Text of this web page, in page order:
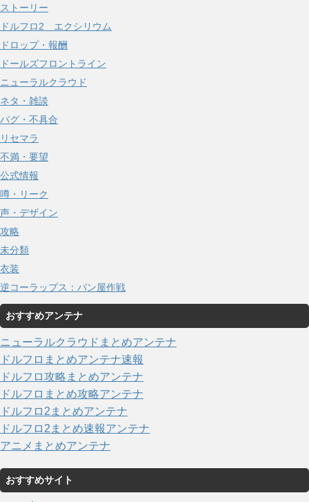
ストーリー
ドルフロ2 エクシリウム
ドロップ・報酬
ドールズフロントライン
ニューラルクラウド
ネタ・雑談
バグ・不具合
リセマラ
不満・要望
公式情報
噂・リーク
声・デザイン
攻略
未分類
衣装
逆コーラップス：パン屋作戦
おすすめアンテナ
ニューラルクラウドまとめアンテナ
ドルフロまとめアンテナ速報
ドルフロ攻略まとめアンテナ
ドルフロまとめ攻略アンテナ
ドルフロ2まとめアンテナ
ドルフロ2まとめ速報アンテナ
アニメまとめアンテナ
おすすめサイト